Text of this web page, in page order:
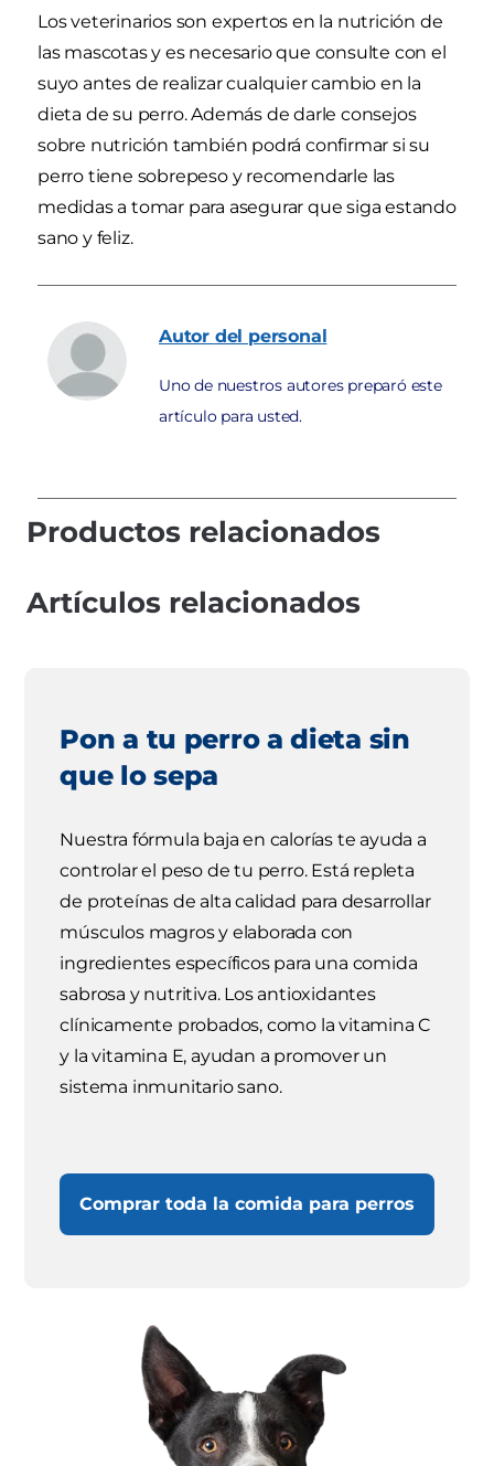
Los veterinarios son expertos en la nutrición de
las mascotas y es necesario que consulte con el
suyo antes de realizar cualquier cambio en la
dieta de su perro. Además de darle consejos
sobre nutrición también podrá confirmar si su
perro tiene sobrepeso y recomendarle las
medidas a tomar para asegurar que siga estando
sano y feliz.
Autor del personal
Uno de nuestros autores preparó este
artículo para usted.
Productos relacionados
Artículos relacionados
Pon a tu perro a dieta sin
que lo sepa
Nuestra fórmula baja en calorías te ayuda a
controlar el peso de tu perro. Está repleta
de proteínas de alta calidad para desarrollar
músculos magros y elaborada con
ingredientes específicos para una comida
sabrosa y nutritiva. Los antioxidantes
clínicamente probados, como la vitamina C
y la vitamina E, ayudan a promover un
sistema inmunitario sano.
Comprar toda la comida para perros